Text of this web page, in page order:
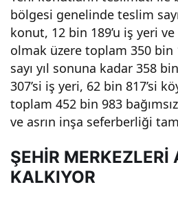
bölgesi genelinde teslim
konut, 12 bin 189’u iş yeri
olmak üzere toplam 350 bin
sayı yıl sonuna kadar 358
307’si iş yeri, 62 bin 817’si
toplam 452 bin 983
ve asrın inşa seferberliği
ŞEHİR MERKEZLERİ
KALKIYOR